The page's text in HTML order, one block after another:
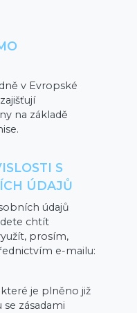
v Evropské
na základě
S
ÚDAJŮ
údajů
chtít
prosím,
e-mailu:
je plněno již
zásadami